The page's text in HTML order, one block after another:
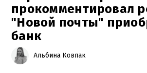
прокомментировал
"Новой почты"
банк
Альбина Ковпак